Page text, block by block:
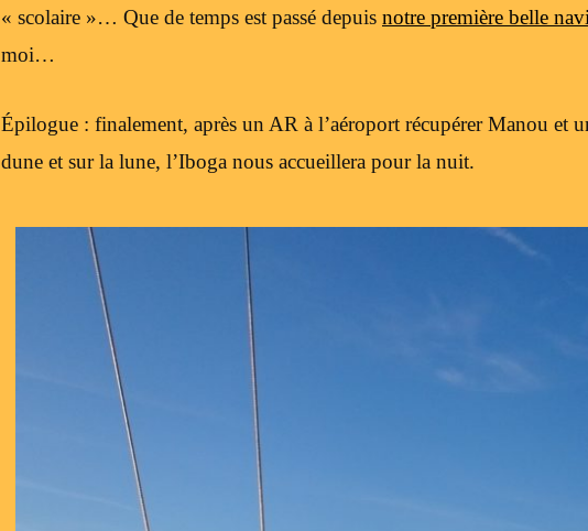
« scolaire »… Que de temps est passé depuis notre première belle
moi…
Épilogue : finalement, après un AR à l’aéroport récupérer Manou et
dune et sur la lune, l’Iboga nous accueillera pour la nuit.